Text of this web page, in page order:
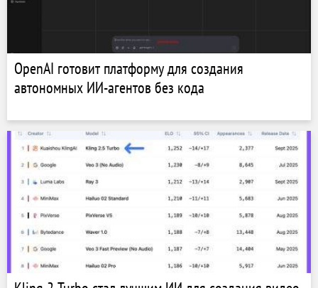
OpenAI готовит платформу для создания
автономных ИИ-агентов без кода